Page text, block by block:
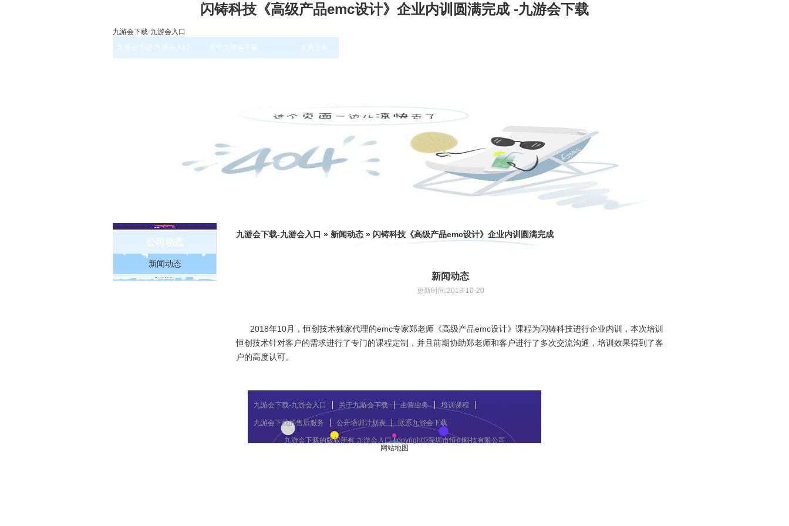
闪铸科技《高级产品emc设计》企业内训圆满完成 -九游会下载
九游会下载-九游会入口
九游会下载-九游会入口
关于九游会下载 主营业务
公司动态
新闻动态
九游会下载-九游会入口 » 新闻动态 » 闪铸科技《高级产品emc设计》企业内训圆满完成
新闻动态
更新时间:2018-10-20
2018年10月，恒创技术独家代理的emc专家郑老师《高级产品emc设计》课程为闪铸科技进行企业内训，本次培训
恒创技术针对客户的需求进行了专门的课程定制，并且前期协助郑老师和客户进行了多次交流沟通，培训效果得到了客
户的高度认可。
九游会下载-九游会入口 关于九游会下载 主营业务 培训课程
九游会下载的售后服务 公开培训计划表 联系九游会下载
九游会下载的版权所有 九游会入口 copyright©深圳市恒创科技有限公司
网站地图